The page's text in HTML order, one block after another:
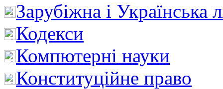
Зарубіжна і Українська
Кодекси
Компютерні науки
Конституційне право